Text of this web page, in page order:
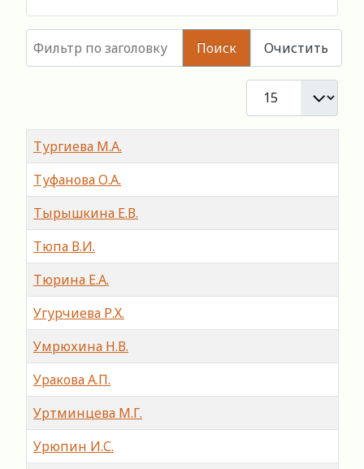
Поиск Очистить
Кол-во строк:
Заголовок
Тургиева М.А.
Туфанова О.А.
Тырышкина Е.В.
Тюпа В.И.
Тюрина Е.А.
Угурчиева Р.Х.
Умрюхина Н.В.
Уракова А.П.
Уртминцева М.Г.
Урюпин И.С.